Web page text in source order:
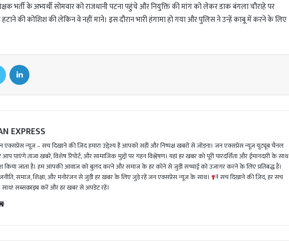
भर्ती के अभ्यर्थी सोमवार को राजधानी पटना पहुंचे और नियुक्ति की मांग को लेकर डाक बंगला चौराहे पर
हटाने की कोशिश की लेकिन वे नहीं माने। इस दौरान भारी हंगामा हो गया और पुलिस ने उन्हें काबू में करने के लिए
EXPRESS
एक्सप्रेस न्यूज़ – सच दिखाने की ज़िद हमारा उद्देश्य है आपको सही और निष्पक्ष खबरों से जोड़ना। जन एक्सप्रेस न्यूज़ यूट्यूब चैनल
आप पाएंगे ताजा खबरें, विशेष रिपोर्ट, और सामाजिक मुद्दों पर गहन विश्लेषण। यहां हर खबर को पूरी पारदर्शिता और ईमानदारी के साथ
किया जाता है। हम आपकी आवाज़ को बुलंद करने और समाज के हर कोने से जुड़ी सच्चाई को उजागर करने के लिए प्रतिबद्ध हैं।
समाज, शिक्षा, और मनोरंजन से जुड़ी हर खबर के लिए जुड़े रहें जन एक्सप्रेस न्यूज़ के साथ।
सच दिखाने की ज़िद, हर सच
सब्सक्राइब करें और हर खबर से अपडेट रहें।
te